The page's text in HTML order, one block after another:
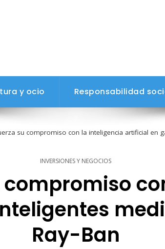
y ocio Responsabilidad
su compromiso con la inteligencia artificial en
INVERSIONES Y NEGOCIOS
compromiso
Ray-Ban